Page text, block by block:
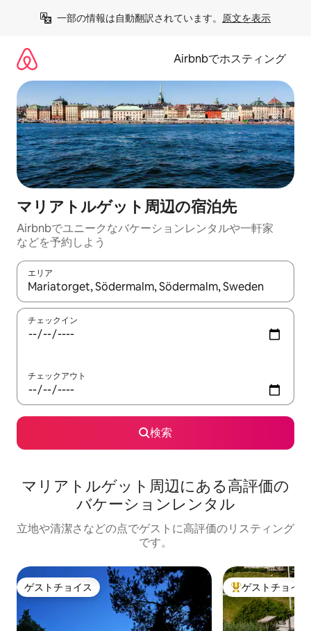
一部の情報は自動翻訳されています。 原文を表示
Airbnbでホスティング
マリアトルゲット⁠周⁠辺⁠の宿⁠泊⁠先
Airbnbでユニークなバ⁠ケ⁠ー⁠シ⁠ョ⁠ンレ⁠ン⁠タ⁠ルや一⁠軒⁠家
な⁠ど⁠を予⁠約⁠し⁠よ⁠う
エリア
検索結果が表示されたら、上下の矢印キーを使って移動するか
チェックイン
チェックアウト
検索
マリアトルゲット⁠周⁠辺⁠に⁠あ⁠る高⁠評⁠価⁠の
バ⁠ケ⁠ー⁠シ⁠ョ⁠ン⁠レ⁠ン⁠タ⁠ル
立地や清潔さなどの点でゲストに高評価のリスティング
です。
ゲストチョイス
ゲストチョイス 大好評のゲスト
ゲストチョイス